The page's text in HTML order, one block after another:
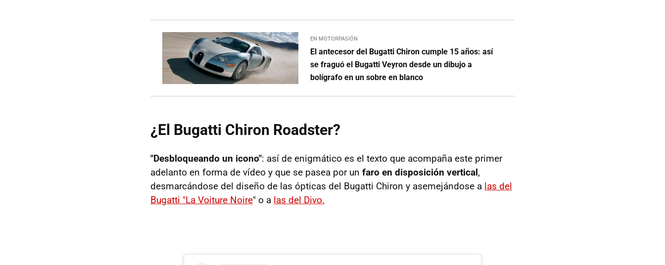
EN MOTORPASIÓN
El antecesor del Bugatti Chiron cumple 15 años: así
se fraguó el Bugatti Veyron desde un dibujo a
bolígrafo en un sobre en blanco
¿El Bugatti Chiron Roadster?
"Desbloqueando un icono": así de enigmático es el texto que acompaña este primer
adelanto en forma de vídeo y que se pasea por un faro en disposición vertical,
desmarcándose del diseño de las ópticas del Bugatti Chiron y asemejándose a las del
Bugatti "La Voiture Noire" o a las del Divo.